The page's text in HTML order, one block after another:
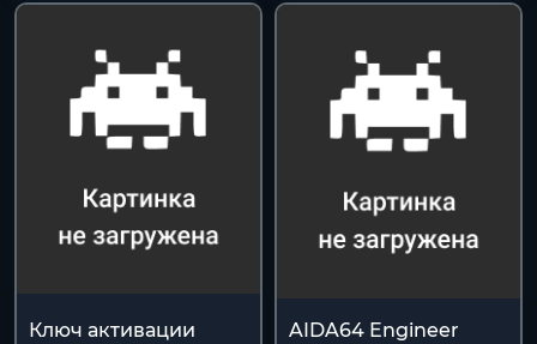
Ключ активации
AIDA64 Engineer